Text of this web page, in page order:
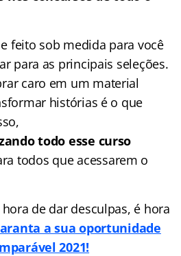
feito sob medida para você
para as principais seleções.
caro em um material
histórias é o que
todo esse curso
todos que acessarem o
de dar desculpas, é hora
a sua oportunidade
2021!